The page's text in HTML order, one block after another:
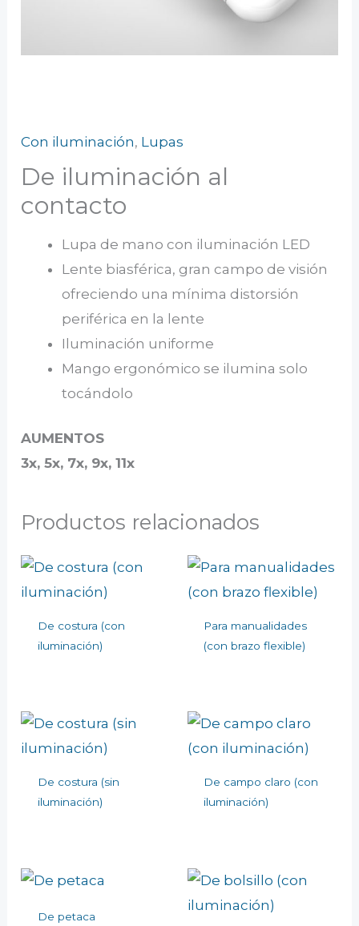
Con iluminación, Lupas
De iluminación al
contacto
Lupa de mano con iluminación LED
Lente biasférica, gran campo de visión
ofreciendo una mínima distorsión
periférica en la lente
Iluminación uniforme
Mango ergonómico se ilumina solo
tocándolo
AUMENTOS
3x, 5x, 7x, 9x, 11x
Productos relacionados
De costura (con
iluminación)
Para manualidades
(con brazo flexible)
De costura (sin
iluminación)
De campo claro (con
iluminación)
De petaca